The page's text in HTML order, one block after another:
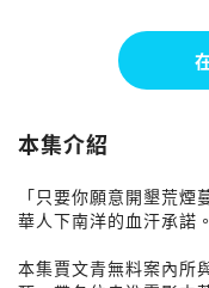
本集介紹
「只要你願意開墾荒
華人下南洋的血汗承諾。
本集賈文青無料案內所